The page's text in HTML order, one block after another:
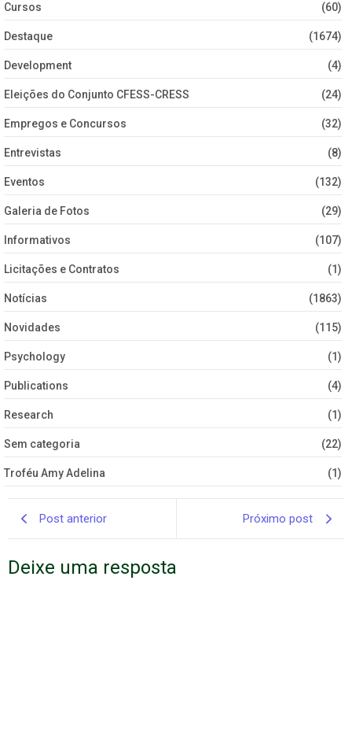
Cursos (60)
Destaque (1674)
Development (4)
Eleições do Conjunto CFESS-CRESS (24)
Empregos e Concursos (32)
Entrevistas (8)
Eventos (132)
Galeria de Fotos (29)
Informativos (107)
Licitações e Contratos (1)
Notícias (1863)
Novidades (115)
Psychology (1)
Publications (4)
Research (1)
Sem categoria (22)
Troféu Amy Adelina (1)
Post anterior Próximo post
Deixe uma resposta